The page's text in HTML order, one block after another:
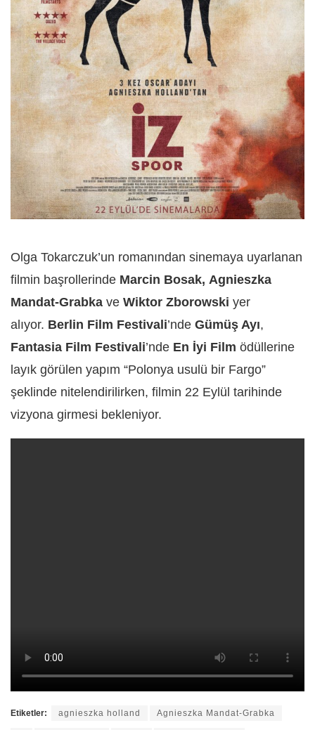
Olga Tokarczuk’un romanından sinemaya uyarlanan
filmin başrollerinde Marcin Bosak, Agnieszka
Mandat-Grabka ve Wiktor Zborowski yer
alıyor. Berlin Film Festivali’nde Gümüş Ayı,
Fantasia Film Festivali’nde En İyi Film ödüllerine
layık görülen yapım “Polonya usulü bir Fargo”
şeklinde nitelendirilirken, filmin 22 Eylül tarihinde
vizyona girmesi bekleniyor.
Etiketler: agnieszka holland Agnieszka Mandat-Grabka